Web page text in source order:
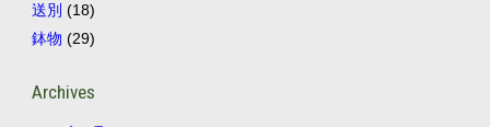
送別 (18)
鉢物 (29)
Archives